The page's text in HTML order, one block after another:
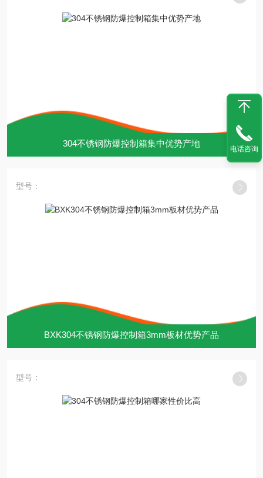
304不锈钢防爆控制箱集中优势产地
型号：
BXK304不锈钢防爆控制箱3mm板材优势产品
型号：
电话咨询